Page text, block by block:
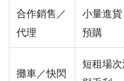
合作銷售／
代理
小量進
預購
攤車／快閃
短租場